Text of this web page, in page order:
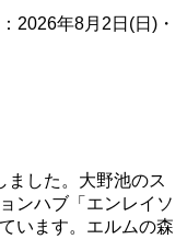
8月2日(日)・
した。大野池のス
ンハブ「エンレイソ
います。エルムの森